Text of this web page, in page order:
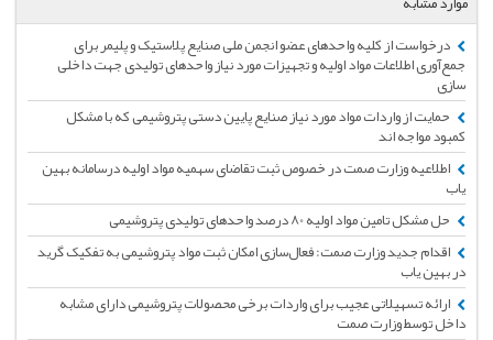
درخواست از کلیه واحدهای عضو انجمن ملی صنایع پلاستیک و پلیمر برای
جمع‌آوری اطلاعات مواد اولیه و تجهیزات مورد نیاز واحدهای تولیدی جهت داخلی
سازی
حمایت از واردات مواد مورد نیاز صنایع پایین دستی پتروشیمی که با مشکل
کمبود مواجه اند
اطلاعیه وزارت صمت در خصوص ثبت تقاضای سهمیه مواد اولیه درسامانه بهین
یاب
حل مشکل تامین مواد اولیه 80 درصد واحدهای تولیدی پتروشیمی
اقدام جدید وزارت صمت: فعال‌سازی امکان ثبت مواد پتروشیمی به تفکیک گرید
در بهین یاب
ارائه تسهیلاتی عجیب برای واردات برخی محصولات پتروشیمی دارای مشابه
داخل توسط وزارت صمت